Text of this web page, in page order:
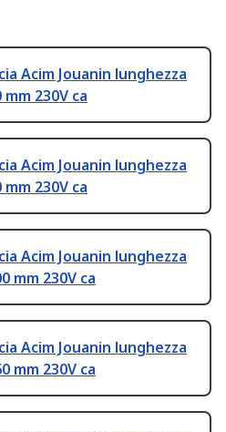
Acim Jouanin lunghezza
230V ca
Acim Jouanin lunghezza
230V ca
Acim Jouanin lunghezza
mm 230V ca
Acim Jouanin lunghezza
mm 230V ca